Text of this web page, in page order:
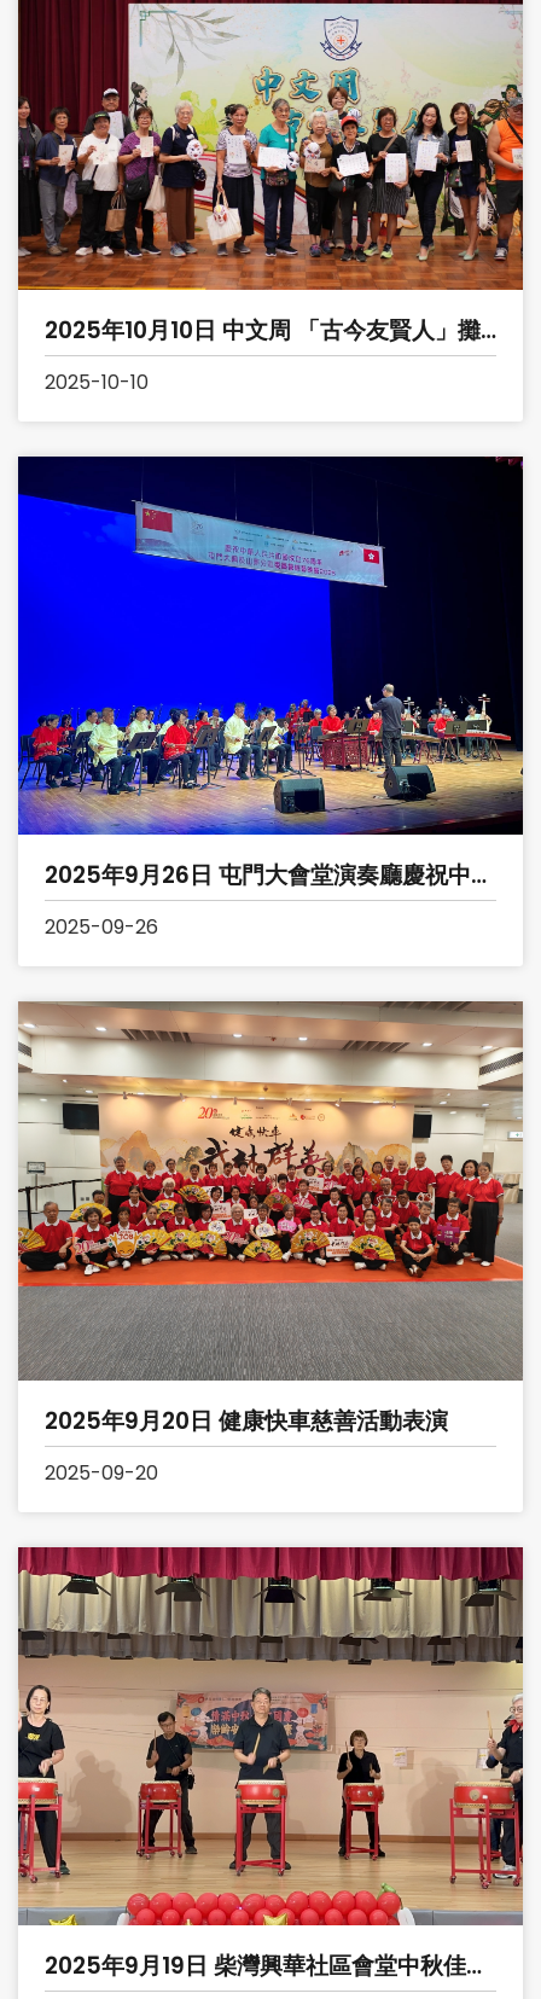
2025年10月10日 中文周 「古今友賢人」攤
位活動
2025-10-10
2025年9月26日 屯門大會堂演奏廳慶祝中華
人民共和國成立76周年
2025-09-26
2025年9月20日 健康快車慈善活動表演
2025-09-20
2025年9月19日 柴灣興華社區會堂中秋佳節